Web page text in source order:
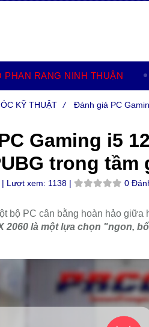
PHAN RANG NINH THUẬN
KỸ THUẬT / Đánh giá PC
Gaming i5
trong tầm
| Lượt xem: 1138 | 0
bộ PC cân bằng hoàn hảo
2060 là một lựa chọn "ngon,